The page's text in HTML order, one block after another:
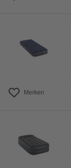
Merken